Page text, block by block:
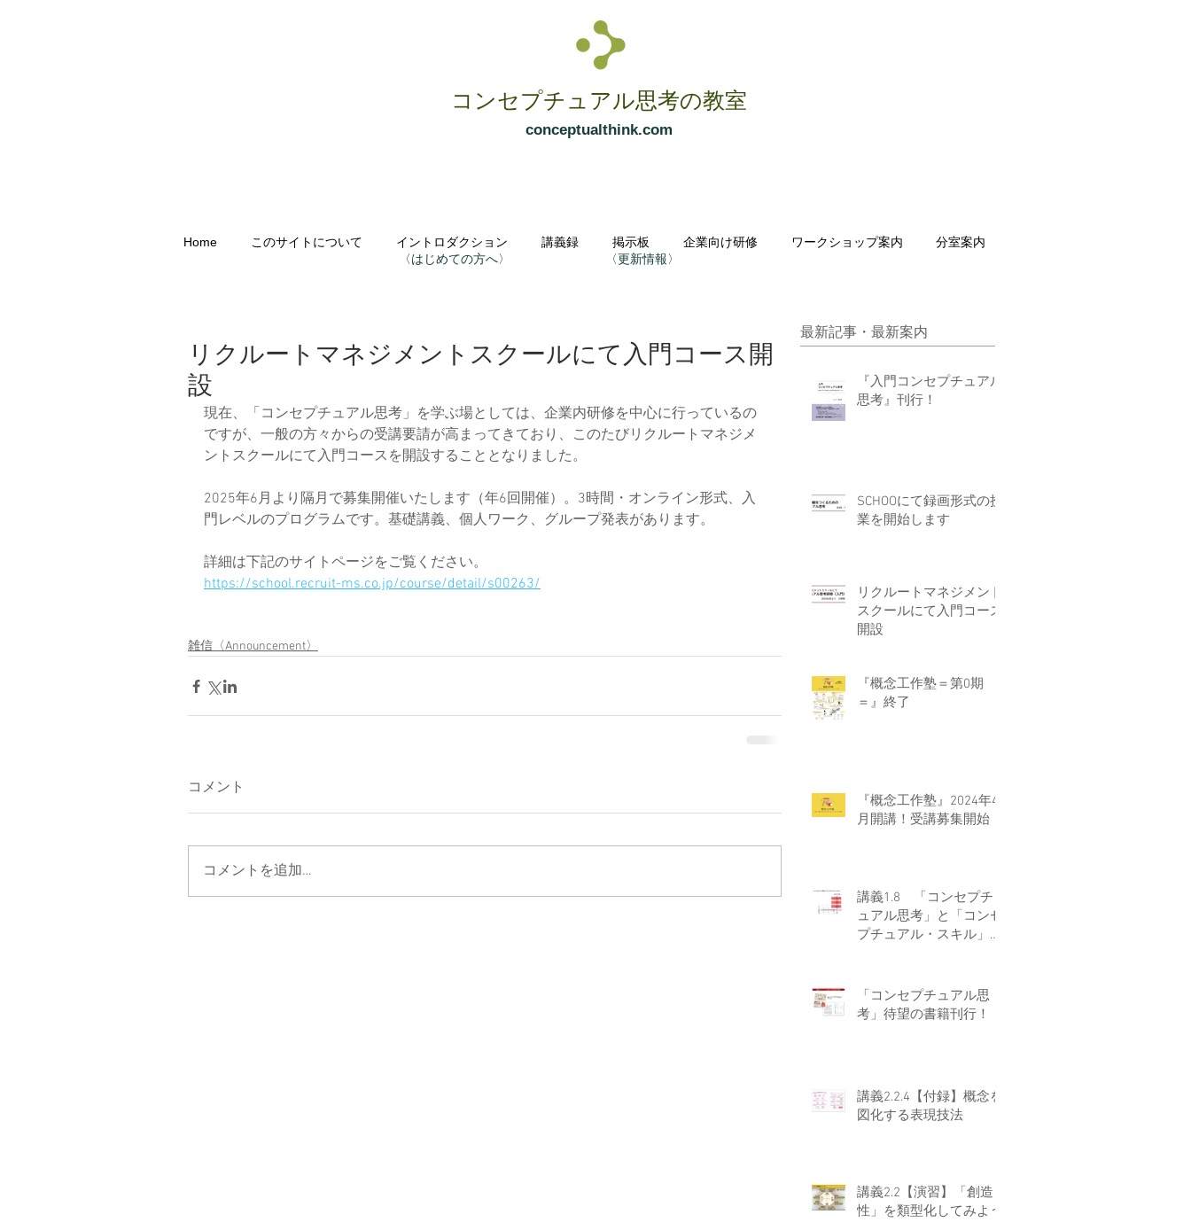
コンセプチュアル思考の教室
conceptualthink.com
Home このサイトについて イントロダクション 講義録 掲示板 企業向け研修 ワークショップ案内 分室案内
〈更新情報〉
〈はじめての方へ〉
リクルートマネジメントスクールにて入門コース開
設
現在、「コンセプチュアル思考」を学ぶ場としては、企業内研修を中心に行っているの
ですが、一般の方々からの受講要請が高まってきており、このたびリクルートマネジメ
ントスクールにて入門コースを開設することとなりました。
2025年6月より隔月で募集開催いたします（年6回開催）。3時間・オンライン形式、入
門レベルのプログラムです。基礎講義、個人ワーク、グループ発表があります。
詳細は下記のサイトページをご覧ください。
https://school.recruit-ms.co.jp/course/detail/s00263/
雑信〈Announcement〉
コメント
コメントを追加…
最新記事・最新案内
『入門コンセプチュアル
思考』刊行！
SCHOOにて録画形式の授
業を開始します
リクルートマネジメント
スクールにて入門コース
開設
『概念工作塾＝第0期
＝』終了
『概念工作塾』2024年4
月開講！受講募集開始！
講義1.8 「コンセプチ
ュアル思考」と「コンセ
プチュアル・スキル」の
「コンセプチュアル思
考」待望の書籍刊行！
講義2.2.4【付録】概念を
図化する表現技法
講義2.2【演習】「創造
性」を類型化してみよう